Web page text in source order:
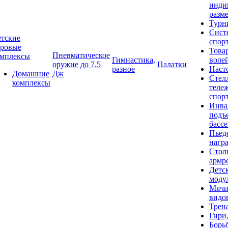
Домашние
комплексы
Пневматическое
оружие до 7.5
Дж
Гимнастика,
разное
Палатки